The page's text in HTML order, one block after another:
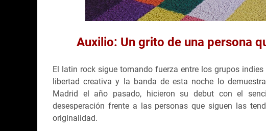
Auxilio: Un grito de una persona
El latin rock sigue tomando fuerza entre los grupos
libertad creativa y la banda de esta noche lo
Madrid el año pasado, hicieron su debut con el
desesperación frente a las personas que siguen las
originalidad.